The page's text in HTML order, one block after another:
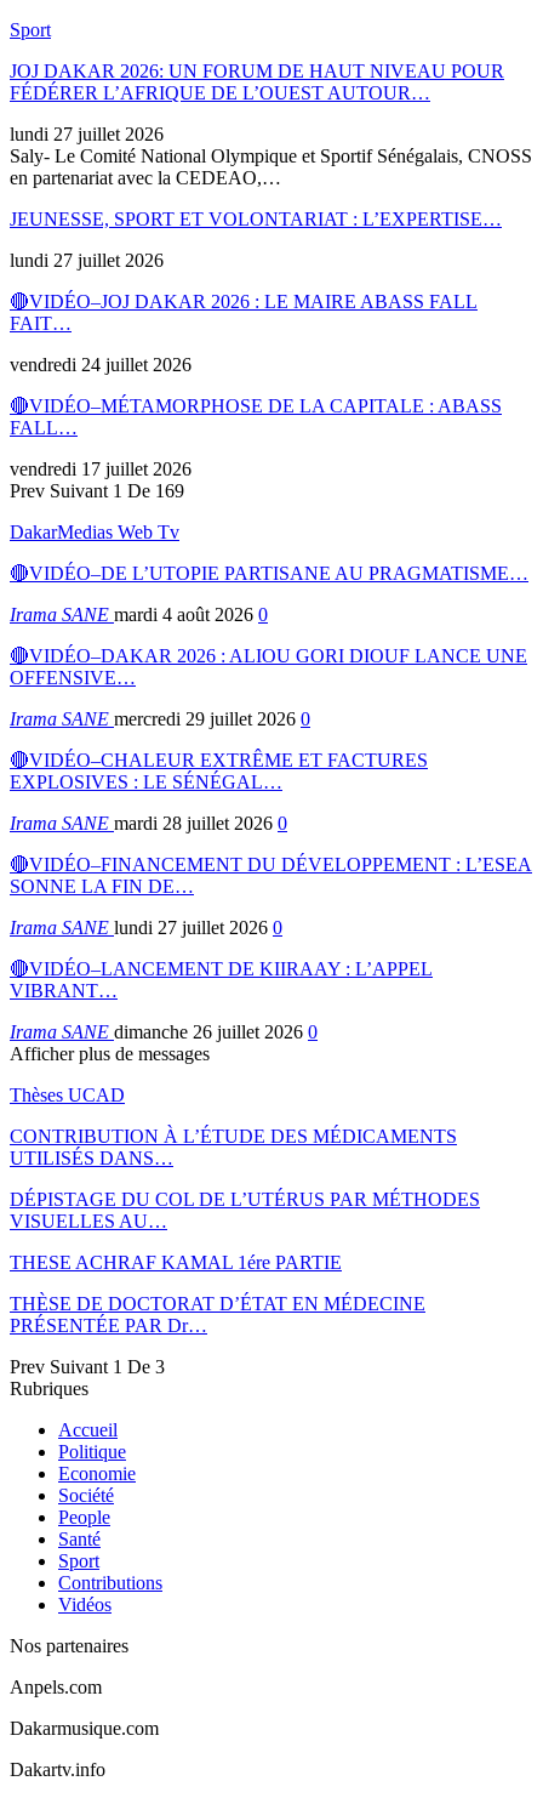
Sport
JOJ DAKAR 2026: UN FORUM DE HAUT NIVEAU POUR
FÉDÉRER L’AFRIQUE DE L’OUEST AUTOUR…
lundi 27 juillet 2026
Saly- Le Comité National Olympique et Sportif Sénégalais, CNOSS
en partenariat avec la CEDEAO,…
JEUNESSE, SPORT ET VOLONTARIAT : L’EXPERTISE…
lundi 27 juillet 2026
🔴VIDÉO–JOJ DAKAR 2026 : LE MAIRE ABASS FALL
FAIT…
vendredi 24 juillet 2026
🔴VIDÉO–MÉTAMORPHOSE DE LA CAPITALE : ABASS
FALL…
vendredi 17 juillet 2026
Prev Suivant 1 De 169
DakarMedias Web Tv
🔴VIDÉO–DE L’UTOPIE PARTISANE AU PRAGMATISME…
Irama SANE mardi 4 août 2026 0
🔴VIDÉO–DAKAR 2026 : ALIOU GORI DIOUF LANCE UNE
OFFENSIVE…
Irama SANE mercredi 29 juillet 2026 0
🔴VIDÉO–CHALEUR EXTRÊME ET FACTURES
EXPLOSIVES : LE SÉNÉGAL…
Irama SANE mardi 28 juillet 2026 0
🔴VIDÉO–FINANCEMENT DU DÉVELOPPEMENT : L’ESEA
SONNE LA FIN DE…
Irama SANE lundi 27 juillet 2026 0
🔴VIDÉO–LANCEMENT DE KIIRAAY : L’APPEL
VIBRANT…
Irama SANE dimanche 26 juillet 2026 0
Afficher plus de messages
Thèses UCAD
CONTRIBUTION À L’ÉTUDE DES MÉDICAMENTS
UTILISÉS DANS…
DÉPISTAGE DU COL DE L’UTÉRUS PAR MÉTHODES
VISUELLES AU…
THESE ACHRAF KAMAL 1ére PARTIE
THÈSE DE DOCTORAT D’ÉTAT EN MÉDECINE
PRÉSENTÉE PAR Dr…
Prev Suivant 1 De 3
Rubriques
Accueil
Politique
Economie
Société
People
Santé
Sport
Contributions
Vidéos
Nos partenaires
Anpels.com
Dakarmusique.com
Dakartv.info